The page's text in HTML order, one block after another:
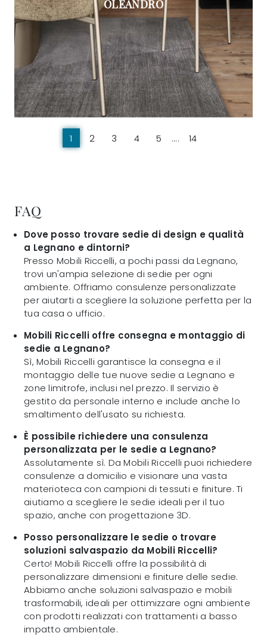
OLEANDRO
1 2 3 4 5 .... 14
FAQ
Dove posso trovare sedie di design e qualità
a Legnano e dintorni?
Presso Mobili Riccelli, a pochi passi da Legnano,
trovi un'ampia selezione di sedie per ogni
ambiente. Offriamo consulenze personalizzate
per aiutarti a scegliere la soluzione perfetta per la
tua casa o ufficio.
Mobili Riccelli offre consegna e montaggio di
sedie a Legnano?
Sì, Mobili Riccelli garantisce la consegna e il
montaggio delle tue nuove sedie a Legnano e
zone limitrofe, inclusi nel prezzo. Il servizio è
gestito da personale interno e include anche lo
smaltimento dell'usato su richiesta.
È possibile richiedere una consulenza
personalizzata per le sedie a Legnano?
Assolutamente sì. Da Mobili Riccelli puoi richiedere
consulenze a domicilio e visionare una vasta
materioteca con campioni di tessuti e finiture. Ti
aiutiamo a scegliere le sedie ideali per il tuo
spazio, anche con progettazione 3D.
Posso personalizzare le sedie o trovare
soluzioni salvaspazio da Mobili Riccelli?
Certo! Mobili Riccelli offre la possibilità di
personalizzare dimensioni e finiture delle sedie.
Abbiamo anche soluzioni salvaspazio e mobili
trasformabili, ideali per ottimizzare ogni ambiente
con prodotti realizzati con trattamenti a basso
impatto ambientale.